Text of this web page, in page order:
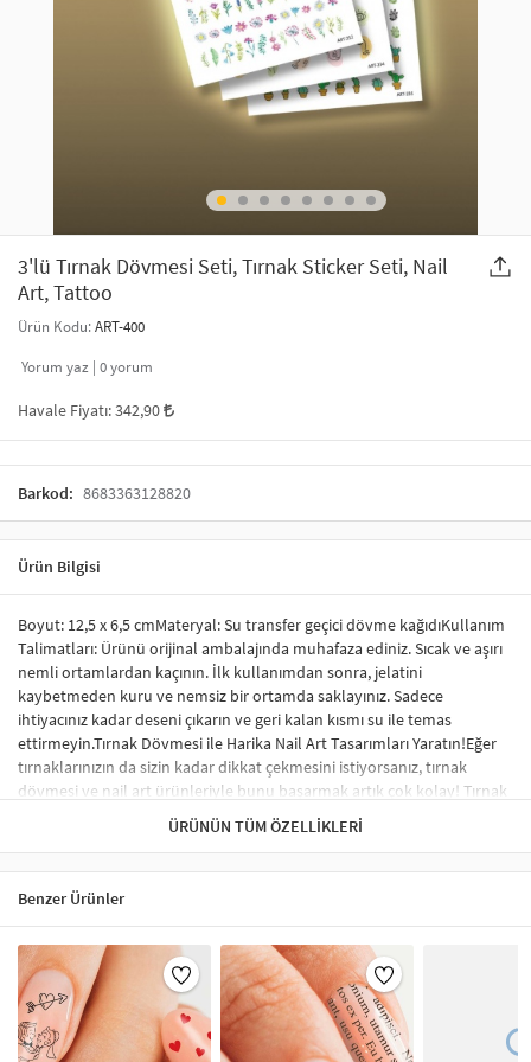
GELİN / DÜĞÜN AKSESUARLARI
ŞAL VE FULAR
ODA KOKUSU VE MUM
KULLAN AT TABAK BARDAK SETİ
3'lü Tırnak Dövmesi Seti, Tırnak Sticker Seti, Nail
Art, Tattoo
Ürün Kodu:ART-400
Yorum yaz | 0yorum
Havale Fiyatı:342,90
Barkod: 8683363128820
Ürün Bilgisi
Boyut: 12,5 x 6,5 cmMateryal: Su transfer geçici dövme kağıdıKullanım
Talimatları: Ürünü orijinal ambalajında muhafaza ediniz. Sıcak ve aşırı
nemli ortamlardan kaçının. İlk kullanımdan sonra, jelatini
kaybetmeden kuru ve nemsiz bir ortamda saklayınız. Sadece
ihtiyacınız kadar deseni çıkarın ve geri kalan kısmı su ile temas
ettirmeyin.Tırnak Dövmesi ile Harika Nail Art Tasarımları Yaratın!Eğer
tırnaklarınızın da sizin kadar dikkat çekmesini istiyorsanız, tırnak
dövmesi ve nail art ürünleriyle bunu başarmak artık çok kolay! Tırnak
sticker ve su transfer dövmesi kullanarak tırnaklarınıza benzersiz
tasarımlar yapabilir, profesyonel bir görünüm elde edebilirsiniz.
nail-art malzemesi gerektirmez. İstediğiniz desen ve modelleri rahatça
uygulayabilirsiniz.Tırnak Sticker Nedir?Tırnak stickerları, tırnakları
süslemek için özel olarak tasarlanmış renkli, küçük desenlerdir.
Uygulama süreci oldukça basittir ve şık bir tırnak süsleme sonucu elde
etmenizi sağlar. Tırnak sticker çeşitleri arasında; tırnağın tamamını
kaplayan, tek renk oje görünümü verenler ve minik şekillerle süslenen
modeller yer almaktadır. Ayrıca, çiçek, karikatür figürleri ve hayvan
desenleri gibi çok çeşitli seçenekler de mevcuttur.Tırnak Sticker Nasıl
ÜRÜNÜN TÜM ÖZELLIKLERI
Benzer Ürünler